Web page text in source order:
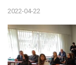
2022-04-22